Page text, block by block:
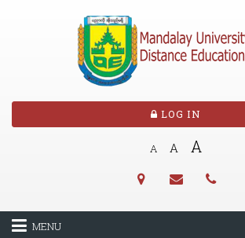
LOG IN
A A A
MENU